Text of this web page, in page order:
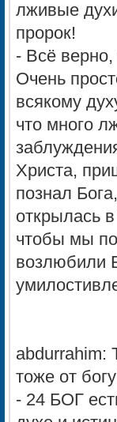
лживые
пророк!
- Всё верно,
Очень
всякому
что много
Христа,
познал
открылась
чтобы мы
возлюбили
abdurrahim:
тоже от
- 24 БОГ